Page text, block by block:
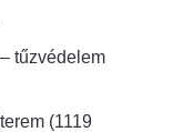
tűzvédelem
(1119